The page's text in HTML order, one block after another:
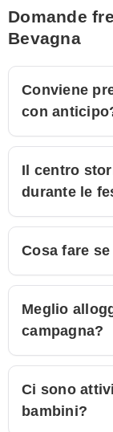
Domande
Bevagna
Conviene
con
Il centro
durante le
Cosa fare
Meglio
campagna?
Ci sono
bambini?